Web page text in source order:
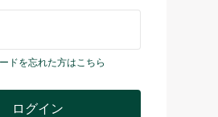
ドを忘れた方はこちら
ログイン